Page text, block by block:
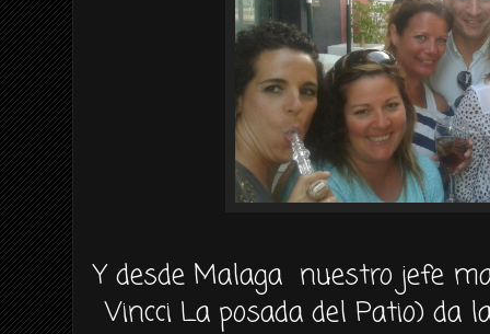
Y desde Malaga nuestro jefe
Vincci La posada del Patio) da